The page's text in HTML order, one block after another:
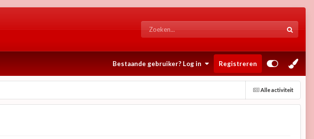
Bestaande gebruiker? Log in Registreren
Alle activiteit